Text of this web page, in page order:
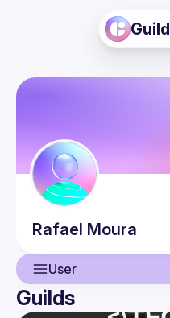
Guild
Rafael Moura
User
User
Guilds